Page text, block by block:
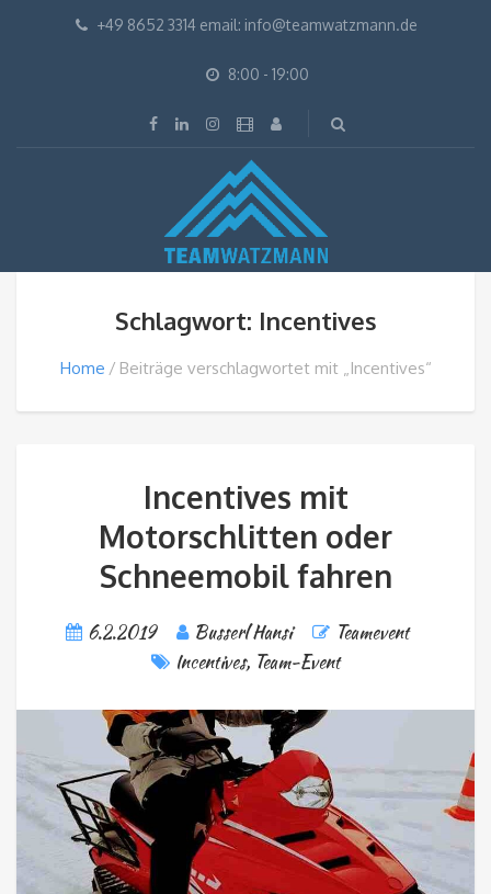
+49 8652 3314 email: info@teamwatzmann.de
8:00 - 19:00
Schlagwort: Incentives
Home Beiträge verschlagwortet mit „Incentives“
Incentives mit
Motorschlitten oder
Schneemobil fahren
6.2.2019 Busserl Hansi
Teamevent
Incentives, Team-Event